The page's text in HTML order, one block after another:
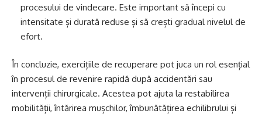
procesului de vindecare. Este important să începi cu
intensitate și durată reduse și să crești gradual nivelul de
efort.
În concluzie, exercițiile de recuperare pot juca un rol esențial
în procesul de revenire rapidă după accidentări sau
intervenții chirurgicale. Acestea pot ajuta la restabilirea
mobilității, întărirea mușchilor, îmbunătățirea echilibrului și